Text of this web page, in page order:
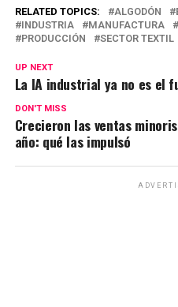
at
s
A
p
p
ce
b
o
k
e
gr
m
RELATED TOPICS: ALGODÓN
INDUSTRIA
MANUFACTURA
PRODUCCIÓN
SECTOR TEXTIL
UP NEXT
La IA industrial ya no es el
DON'T MISS
Crecieron las ventas
año: qué las impulsó